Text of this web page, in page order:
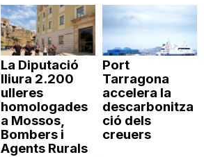
La Diputació
lliura 2.200
ulleres
homologades
a Mossos,
Bombers i
Agents Rurals
Port
Tarragona
accelera la
descarbonitza
ció dels
creuers